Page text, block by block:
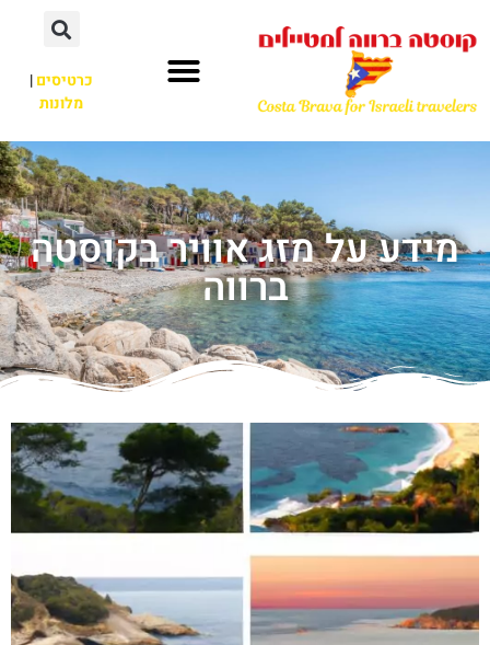
כרטיסים|
מלונות
מידע על מזג אוויר בקוסטה
ברווה